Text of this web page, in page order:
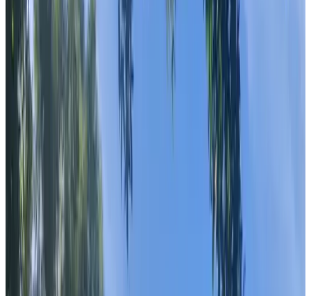
Vegetarisch
Streekproducten
Meer
Classificatie